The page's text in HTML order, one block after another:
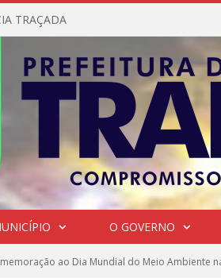
TRAÇADA
O GOVERNO
ao Dia Mundial do Meio Ambiente